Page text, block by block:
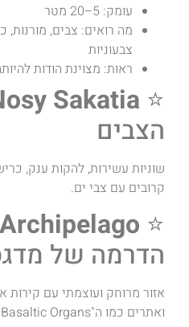
עומק: 5–20 מטר
מה רואים: צבים, מורנות,
צבעוניות
ראות: מצוינת הודות
⭐
Sakatia
הצבים
שוניות עשירות, להקות ענק,
קרובים עם צבי ים.
⭐
הדרמה של
אזור מרוחק ועוצמתי עם קירות
ואתרים כמו ה"Basaltic Organs".